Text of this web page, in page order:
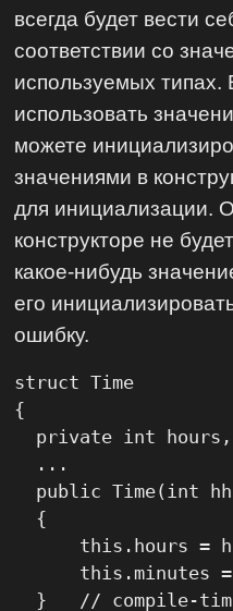
всегда будет вести
соответствии со
используемых
использовать
можете
значениями в
для инициализации.
конструкторе не
какое-нибудь
его
ошибку.
struct Time
{
private int
  ...
public Time(int
  {
this.hours =
this.minutes
}   // compile-